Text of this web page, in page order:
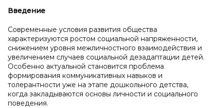
Введение
Современные условия развития общества
характеризуются ростом социальной напряженности,
снижением уровня межличностного взаимодействия и
увеличением случаев социальной дезадаптации детей.
Особенно актуальной становится проблема
формирования коммуникативных навыков и
толерантности уже на этапе дошкольного детства,
когда закладываются основы личности и социального
поведения.